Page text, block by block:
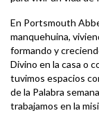
En Portsmouth
manquehuina,
formando y
Divino en la casa o
tuvimos espacios
de la Palabra
trabajamos en la